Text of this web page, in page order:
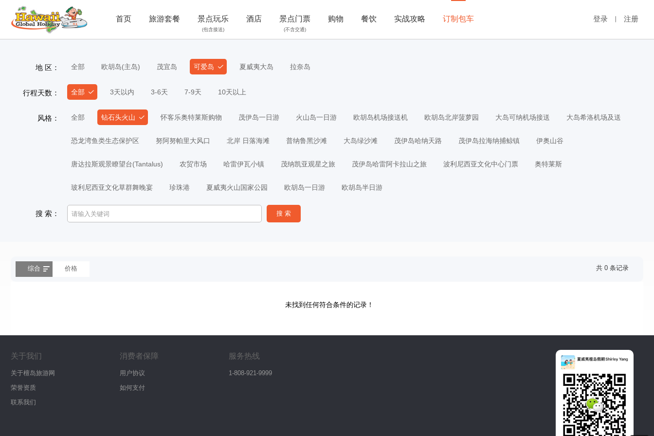
首页 旅游套餐 景点玩乐
(包含接送)
酒店 景点门票
(不含交通)
购物 餐饮 实战攻略 订制包车 登录 注册
地 区： 全部 欧胡岛(主岛) 茂宜岛 可爱岛 夏威夷大岛 拉奈岛
行程天数： 全部 3天以内 3-6天 7-9天 10天以上
风格： 全部 钻石头火山 怀客乐奥特莱斯购物 茂伊岛一日游 火山岛一日游 欧胡岛机场接送机 欧胡岛北岸菠萝园 大岛可纳机场接送 大岛希洛机场及送
恐龙湾鱼类生态保护区 努阿努帕里大风口 北岸 日落海滩 普纳鲁黑沙滩 大岛绿沙滩 茂伊岛哈纳天路 茂伊岛拉海纳捕鲸镇 伊奥山谷
唐达拉斯观景瞭望台(Tantalus) 农贸市场 哈雷伊瓦小镇 茂纳凯亚观星之旅 茂伊岛哈雷阿卡拉山之旅 波利尼西亚文化中心门票 奥特莱斯
玻利尼西亚文化草群舞晚宴 珍珠港 夏威夷火山国家公园 欧胡岛一日游 欧胡岛半日游
搜 索：
综合 价格 共 0 条记录
未找到任何符合条件的记录！
关于我们
关于檀岛旅游网
荣誉资质
联系我们
消费者保障
用户协议
如何支付
服务热线
1-808-921-9999